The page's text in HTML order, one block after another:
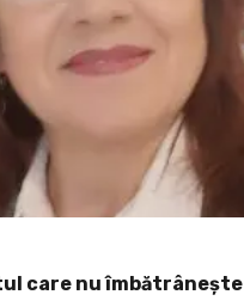
care nu îmbătrânește